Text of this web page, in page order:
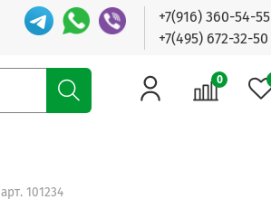
+7(916) 360-54-55
+7(495) 672-32-50
0
арт. 101234